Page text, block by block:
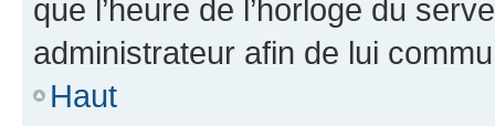
que l’heure de l’horloge du
administrateur afin de lui
Haut